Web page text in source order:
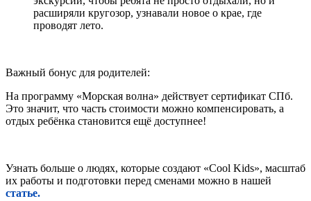
расширяли кругозор, узнавали новое о крае, где
проводят лето.
Важный бонус для родителей:
На программу «Морская волна» действует сертификат СПб.
Это значит, что часть стоимости можно компенсировать, а
отдых ребёнка становится ещё доступнее!
Узнать больше о людях, которые создают «Cool Kids», масштаб
их работы и подготовки перед сменами можно в нашей
статье.